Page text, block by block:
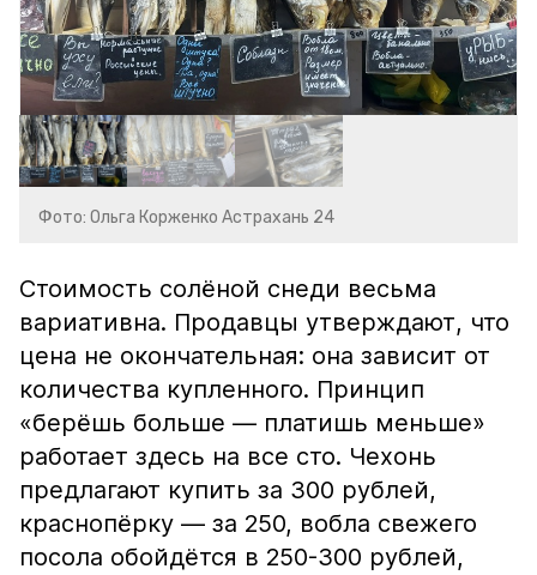
Фото: Ольга Корженко Астрахань 24
Стоимость солёной снеди весьма
вариативна. Продавцы утверждают, что
цена не окончательная: она зависит от
количества купленного. Принцип
«берёшь больше — платишь меньше»
работает здесь на все сто. Чехонь
предлагают купить за 300 рублей,
краснопёрку — за 250, вобла свежего
посола обойдётся в 250-300 рублей,